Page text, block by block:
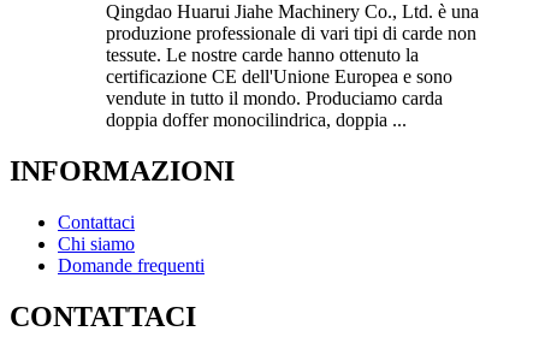
Qingdao Huarui Jiahe Machinery Co., Ltd. è una
produzione professionale di vari tipi di carde non
tessute. Le nostre carde hanno ottenuto la
certificazione CE dell'Unione Europea e sono
vendute in tutto il mondo. Produciamo carda
doppia doffer monocilindrica, doppia ...
INFORMAZIONI
Contattaci
Chi siamo
Domande frequenti
CONTATTACI